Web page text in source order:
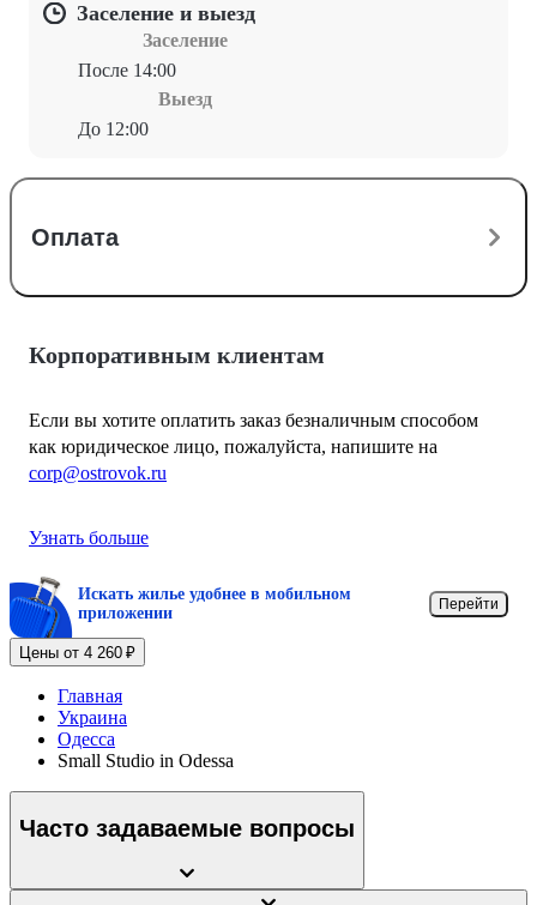
Заселение и выезд
Заселение
После 14:00
Выезд
До 12:00
Оплата
Корпоративным клиентам
Если вы хотите оплатить заказ безналичным способом
как юридическое лицо, пожалуйста, напишите на
corp@ostrovok.ru
Узнать больше
Искать жилье удобнее в мобильном
приложении
Перейти
Цены от 4 260 ₽
Главная
Украина
Одесса
Small Studio in Odessa
Часто задаваемые вопросы